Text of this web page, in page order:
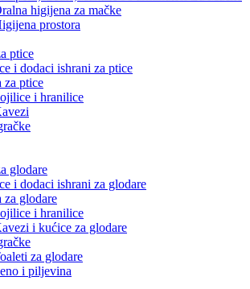
higijena za mačke
prostora
ptice
i dodaci ishrani za ptice
za ptice
i hranilice
glodare
i dodaci ishrani za glodare
za glodare
i hranilice
i kućice za glodare
za glodare
i piljevina